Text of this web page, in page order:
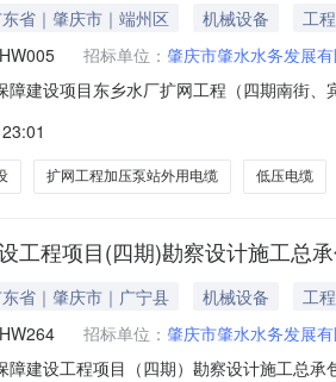
东省｜肇庆市｜端州区 机械设备
工程
招标单位： 肇庆市肇水水务发展
障建设项目东乡水厂扩网工程（四期南街
一、项目概况：（一）项目名称：广宁县
（三）招标人：肇庆市肇水水务发
扩网工程加压泵站外用电缆 低压电缆
工程项目(四期)勘察设计施工总
东省｜肇庆市｜广宁县 机械设备
工程
招标单位： 肇庆市肇水水务发展
障建设工程项目（四期）勘察设计施工总